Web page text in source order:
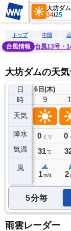
大坊ダム
34/25
雨雲レーダー 台
トップ 中国
台風情報
台風13号・
大坊ダムの天
日
時
天気
降水
気温
風
6日(木)
8
0ミリ
29℃
9
0 ミリ
31℃
1 m/s
0
2
5分毎
雨雲レーダー